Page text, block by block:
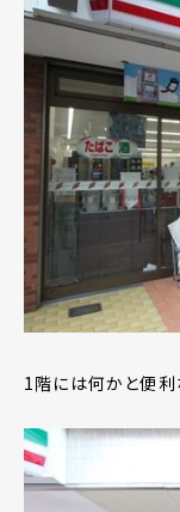
1階には何かと便利